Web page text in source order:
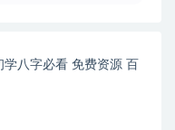
八字必看 免费资源 百